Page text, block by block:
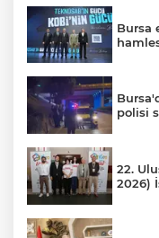
Bursa
polisi
22.
2026)